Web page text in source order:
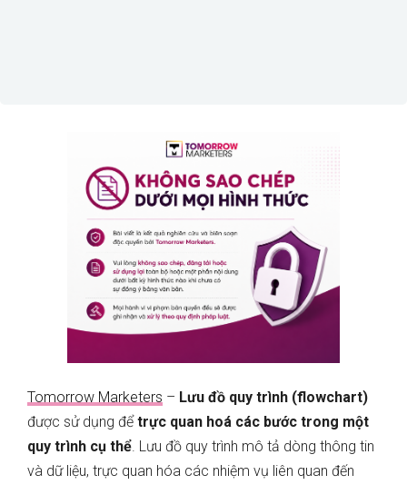
Tomorrow Marketers – Lưu đồ quy trình (flowchart)
được sử dụng đểtrực quan hoá các bước trong một
quy trình cụ thể. Lưu đồ quy trình mô tả dòng thông tin
và dữ liệu, trực quan hóa các nhiệm vụ liên quan đến